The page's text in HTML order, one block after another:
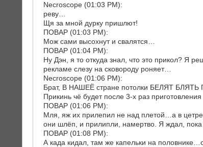
Necroscope (01:03 PM):
реву…
Щя за мной дурку пришлют!
ПОВАР (01:03 PM):
Мож сами высохнут и свалятся…
ПОВАР (01:04 PM):
Ну Дэн, я то откуда знал, что это прикол? Я
рекламе слезу на сковороду роняет…
Necroscope (01:06 PM):
Брат, В НАШЕЁ стране потолки БЕЛЯТ
Прикинь чё будет после 3-х раз
ПОВАР (01:06 PM):
Мля, яж их прилепил не над плетой…а в
они шлёп, и прилипли, намертво. Я ждал, пока
ПОВАР (01:08 PM):
А када кидал, там же капельки на